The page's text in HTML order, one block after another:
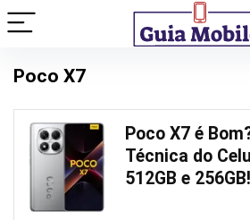
Poco X7
Poco X7 é
Técnica do
512GB e 256GB!